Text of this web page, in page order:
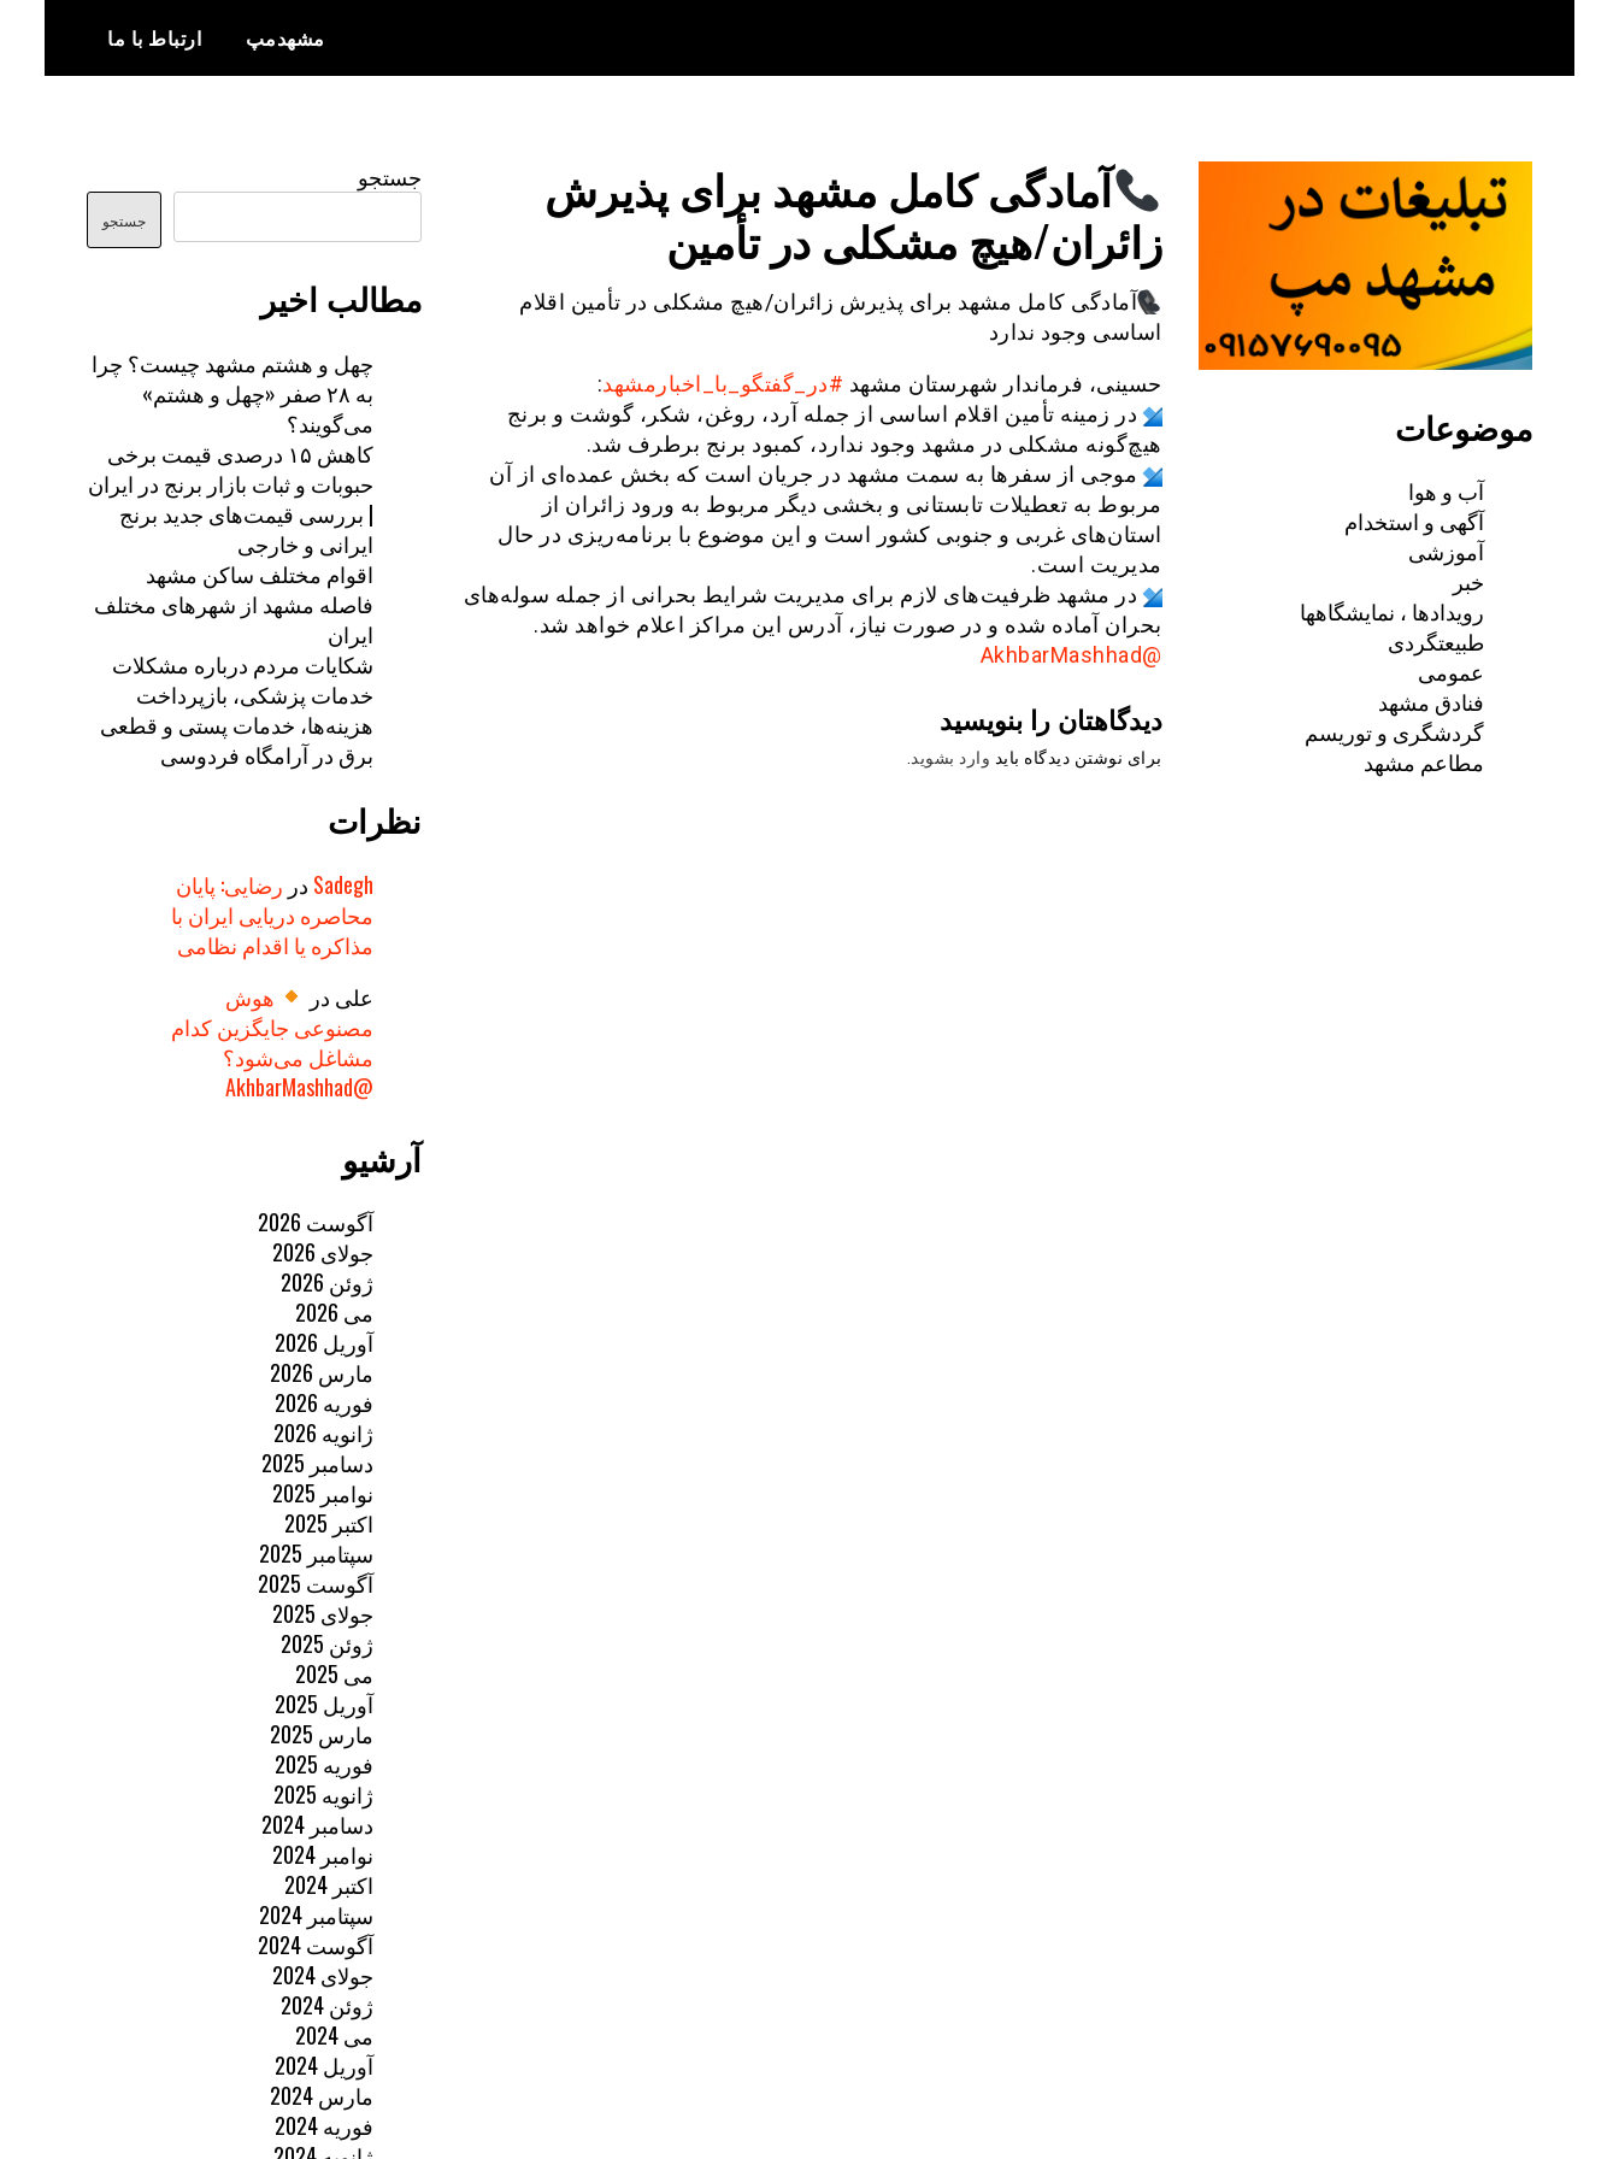
content
مشهدمپ ارتباط با ما
آمادگی کامل مشهد برای پذیرش
زائران/هیچ مشکلی در تأمین
آمادگی کامل مشهد برای پذیرش زائران/هیچ مشکلی در تأمین اقلام
اساسی وجود ندارد
حسینی، فرماندار شهرستان مشهد #در_گفتگو_با_اخبارمشهد:
در زمینه تأمین اقلام اساسی از جمله آرد، روغن، شکر، گوشت و برنج
هیچ‌گونه مشکلی در مشهد وجود ندارد، کمبود برنج برطرف شد.
موجی از سفرها به سمت مشهد در جریان است که بخش عمده‌ای از آن
مربوط به تعطیلات تابستانی و بخشی دیگر مربوط به ورود زائران از
استان‌های غربی و جنوبی کشور است و این موضوع با برنامه‌ریزی در حال
مدیریت است.
در مشهد ظرفیت‌های لازم برای مدیریت شرایط بحرانی از جمله سوله‌های
بحران آماده شده و در صورت نیاز، آدرس این مراکز اعلام خواهد شد.
@AkhbarMashhad
دیدگاهتان را بنویسید
برای نوشتن دیدگاه باید وارد بشوید
جستجو
جستجو
مطالب اخیر
چهل و هشتم مشهد چیست؟ چرا
به ۲۸ صفر «چهل و هشتم»
می‌گویند؟
کاهش ۱۵ درصدی قیمت برخی
حبوبات و ثبات بازار برنج در ایران
| بررسی قیمت‌های جدید برنج
ایرانی و خارجی
اقوام مختلف ساکن مشهد
فاصله مشهد از شهرهای مختلف
ایران
شکایات مردم درباره مشکلات
خدمات پزشکی، بازپرداخت
هزینه‌ها، خدمات پستی و قطعی
برق در آرامگاه فردوسی
نظرات
Sadegh در رضایی: پایان
محاصره دریایی ایران با
مذاکره یا اقدام نظامی
علی در
هوش
مصنوعی جایگزین کدام
مشاغل می‌شود؟
@AkhbarMashhad
آرشیو
آگوست 2026
جولای 2026
ژوئن 2026
می 2026
آوریل 2026
مارس 2026
فوریه 2026
ژانویه 2026
دسامبر 2025
نوامبر 2025
اکتبر 2025
سپتامبر 2025
آگوست 2025
جولای 2025
ژوئن 2025
می 2025
آوریل 2025
مارس 2025
فوریه 2025
ژانویه 2025
دسامبر 2024
نوامبر 2024
اکتبر 2024
سپتامبر 2024
آگوست 2024
جولای 2024
ژوئن 2024
می 2024
آوریل 2024
مارس 2024
فوریه 2024
موضوعات
آب و هوا
آگهی و استخدام
آموزشی
خبر
رویدادها ، نمایشگاهها
طبیعتگردی
عمومی
فنادق مشهد
گردشگری و توریسم
مطاعم مشهد